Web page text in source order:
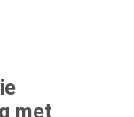
met